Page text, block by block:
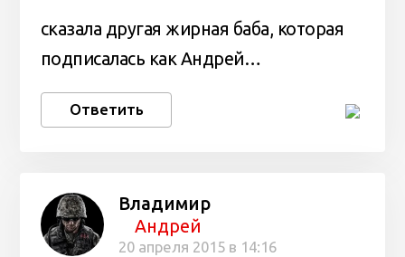
сказала другая жирная баба, которая
подписалась как Андрей…
Ответить
Владимир
Андрей
20 апреля 2015 в 14:16